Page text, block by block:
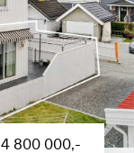
4 800 000,-